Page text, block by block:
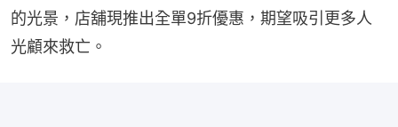
的光景，店舖現推出全單9折優惠，期望吸引更多人
光顧來救亡。